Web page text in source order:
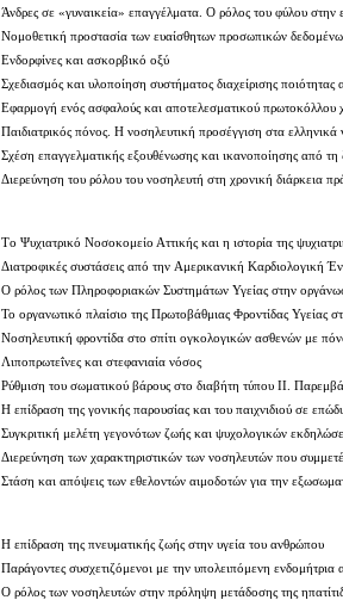
Άνδρες σε «γυναικεία» επαγγέλματα. O ρόλος του φύλου στην
Νομοθετική προστασία των ευαίσθητων προσωπικών
Ενδορφίνες και ασκορβικό οξύ
Σχεδιασμός και υλοποίηση συστήματος διαχείρισης
Εφαρμογή ενός ασφαλούς και αποτελεσματικού πρωτοκόλλου
Παιδιατρικός πόνος. Η νοσηλευτική προσέγγιση στα ελληνικά
Σχέση επαγγελματικής εξουθένωσης και ικανοποίησης από
Διερεύνηση του ρόλου του νοσηλευτή στη χρονική διάρκεια
Tο Ψυχιατρικό Νοσοκομείο Αττικής και η ιστορία της
Διατροφικές συστάσεις από την Aμερικανική Kαρδιολογική
Ο ρόλος των Πληροφοριακών Συστημάτων Υγείας στην
Το οργανωτικό πλαίσιο της Πρωτοβάθμιας Φροντίδας Υγείας
Νοσηλευτική φροντίδα στο σπίτι ογκολογικών ασθενών με
Λιποπρωτεΐνες και στεφανιαία νόσος
Ρύθμιση του σωματικού βάρους στο διαβήτη τύπου ΙΙ.
H επίδραση της γονικής παρουσίας και του παιχνιδιού σε
Συγκριτική μελέτη γεγονότων ζωής και ψυχολογικών
Διερεύνηση των χαρακτηριστικών των νοσηλευτών που
Στάση και απόψεις των εθελοντών αιμοδοτών για την
Η επίδραση της πνευματικής ζωής στην υγεία του ανθρώπου
Παράγοντες συσχετιζόμενοι με την υπολειπόμενη ενδομήτρια
Ο ρόλος των νοσηλευτών στην πρόληψη μετάδοσης της